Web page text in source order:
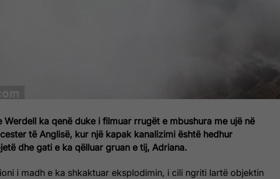
Werdell ka qenë duke i filmuar rrugët e mbushura me ujë në
të Anglisë, kur një kapak kanalizimi është hedhur
dhe gati e ka qëlluar gruan e tij, Adriana.
i madh e ka shkaktuar eksplodimin, i cili ngriti lartë objektin